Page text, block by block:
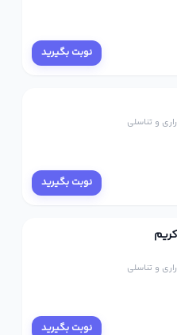
نوبت بگیرید
و تناسلی
نوبت بگیرید
و تناسلی
نوبت بگیرید